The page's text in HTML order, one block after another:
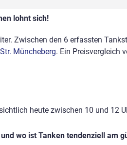
lohnt sich!
Zwischen den 6 erfassten
Müncheberg. Ein Preisvergleich
heute zwischen 10 und 12
wo ist Tanken tendenziell am